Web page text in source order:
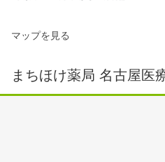
マップを見る
まちほけ薬局 名古屋医